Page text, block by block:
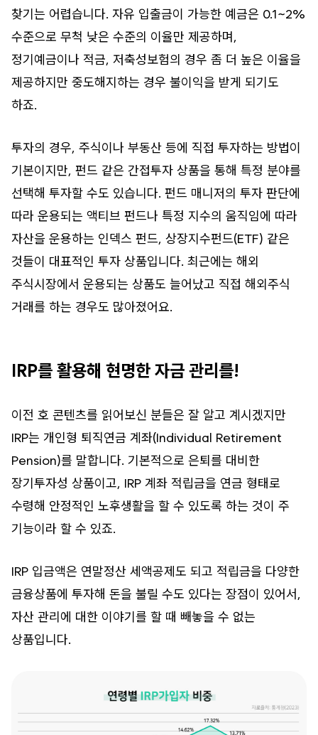
찾기는 어렵습니다. 자유 입출금이 가능한 예금은 0.1~2%
수준으로 무척 낮은 수준의 이율만 제공하며,
정기예금이나 적금, 저축성보험의 경우 좀 더 높은 이율을
제공하지만 중도해지하는 경우 불이익을 받게 되기도
하죠.
투자의 경우, 주식이나 부동산 등에 직접 투자하는 방법이
기본이지만, 펀드 같은 간접투자 상품을 통해 특정 분야를
선택해 투자할 수도 있습니다. 펀드 매니저의 투자 판단에
따라 운용되는 액티브 펀드나 특정 지수의 움직임에 따라
자산을 운용하는 인덱스 펀드, 상장지수펀드(ETF) 같은
것들이 대표적인 투자 상품입니다. 최근에는 해외
주식시장에서 운용되는 상품도 늘어났고 직접 해외주식
거래를 하는 경우도 많아졌어요.
IRP를 활용해 현명한 자금 관리를!
이전 호 콘텐츠를 읽어보신 분들은 잘 알고 계시겠지만
IRP는 개인형 퇴직연금 계좌(Individual Retirement
Pension)를 말합니다. 기본적으로 은퇴를 대비한
장기투자성 상품이고, IRP 계좌 적립금을 연금 형태로
수령해 안정적인 노후생활을 할 수 있도록 하는 것이 주
기능이라 할 수 있죠.
IRP 입금액은 연말정산 세액공제도 되고 적립금을 다양한
금융상품에 투자해 돈을 불릴 수도 있다는 장점이 있어서,
자산 관리에 대한 이야기를 할 때 빼놓을 수 없는
상품입니다.